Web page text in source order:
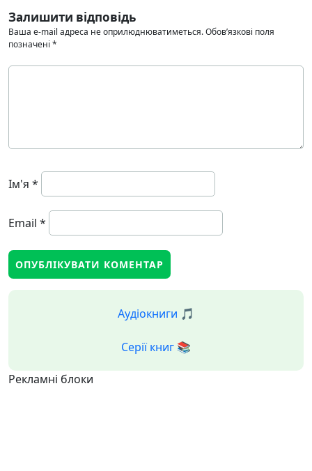
Залишити відповідь
Ваша e-mail адреса не оприлюднюватиметься.Обов’язкові поля
позначені *
Ім'я *
Email *
Аудіокниги 🎵
Серії книг 📚
Рекламні блоки